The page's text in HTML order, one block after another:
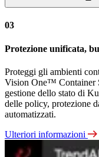
03
Protezione unificata,
Proteggi gli ambienti
Vision One™ Container
gestione dello stato di
delle policy, protezione
automatizzati.
Ulteriori informazioni